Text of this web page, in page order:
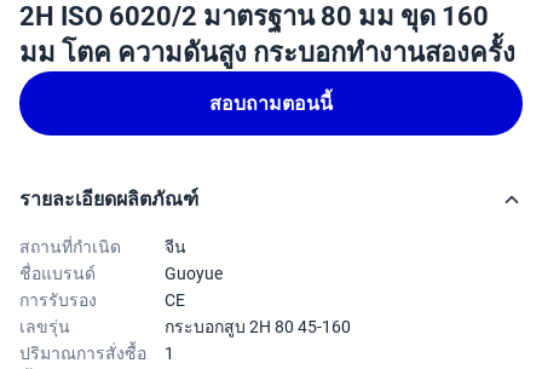
2H ISO 6020/2 มาตรฐาน 80 มม ขุด 160
มม โตค ความดันสูง กระบอกทํางานสองครั้ง
สอบถามตอนนี้
รายละเอียดผลิตภัณฑ์
สถานที่กำเนิด
จีน
ชื่อแบรนด์
Guoyue
การรับรอง
CE
เลขรุ่น
กระบอกสูบ 2H 80 45-160
ปริมาณการสั่งซื้อ
1